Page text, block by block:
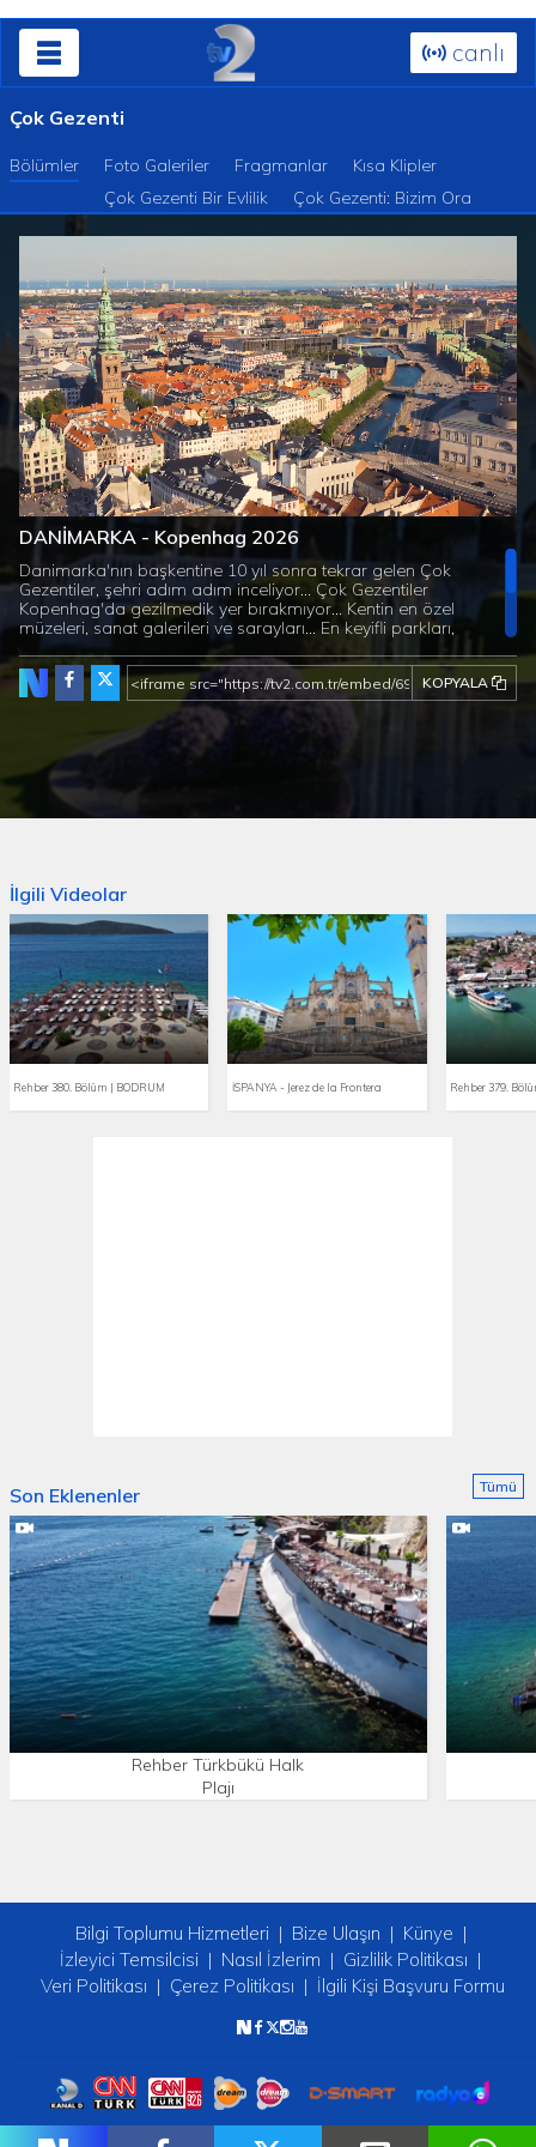
canlı
Çok Gezenti
Bölümler Foto Galeriler Fragmanlar
Kısa Klipler
Çok Gezenti Bir Evlilik
Çok Gezenti: Bizim Ora
Süre / Toplam
Süre
Yüklendi:
0%
Yükleniyor:
0%
DANİMARKA - Kopenhag 2026
Danimarka'nın başkentine 10 yıl sonra tekrar gelen Çok
Gezentiler, şehri adım adım inceliyor... Çok Gezentiler
Kopenhag'da gezilmedik yer bırakmıyor... Kentin en özel
müzeleri, sanat galerileri ve sarayları... En keyifli parkları,
alışveriş alanları... Ve dünyanın en şık lunaparkı: Tivoli
Bahçeleri... Kopenhag'ın tadını en çok da çocuklar çıkarıyor...
Peki Kopenhag'da neler yeniyor, neler içiliyor? Haydi kuzeyin
en renkli şehrini tanıyalım.
KOPYALA
İlgili Videolar
Rehber 380. Bölüm | BODRUM İSPANYA - Jerez de la Frontera Rehber 379.
Son Eklenenler
Rehber Türkbükü Halk
Plajı
Tümü
Bilgi Toplumu Hizmetleri Bize Ulaşın
Künye
İzleyici Temsilcisi
Nasıl İzlerim
Gizlilik Politikası
Veri Politikası
Çerez Politikası İlgili Kişi Başvuru Formu